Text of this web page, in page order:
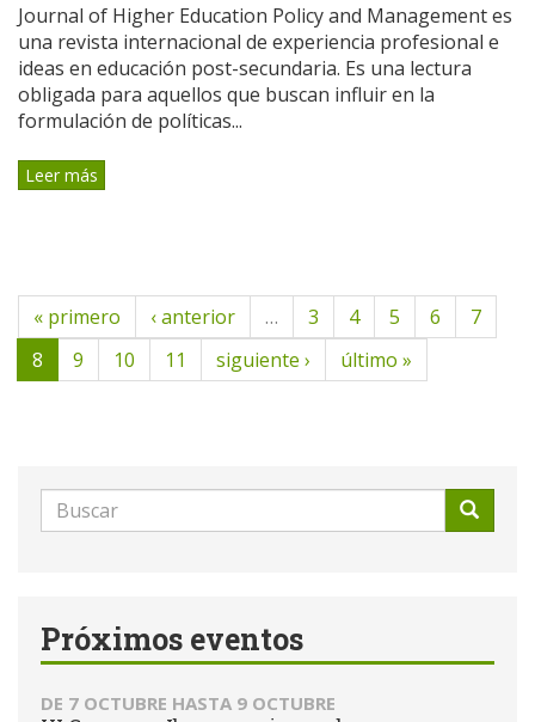
Journal of Higher Education Policy and Management es
una revista internacional de experiencia profesional e
ideas en educación post-secundaria. Es una lectura
obligada para aquellos que buscan influir en la
formulación de políticas...
Leer más
« primero ‹ anterior … 3 4 5 6
7
8
9 10 11 siguiente › último »
Formulario
de
Próximos eventos
DE 7 OCTUBRE HASTA 9 OCTUBRE